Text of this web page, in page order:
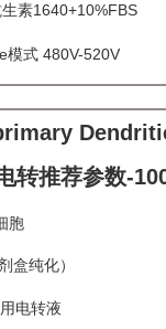
素1640+10%FBS
式 480V-520V
转推荐参数-
胞
纯化）
电转液